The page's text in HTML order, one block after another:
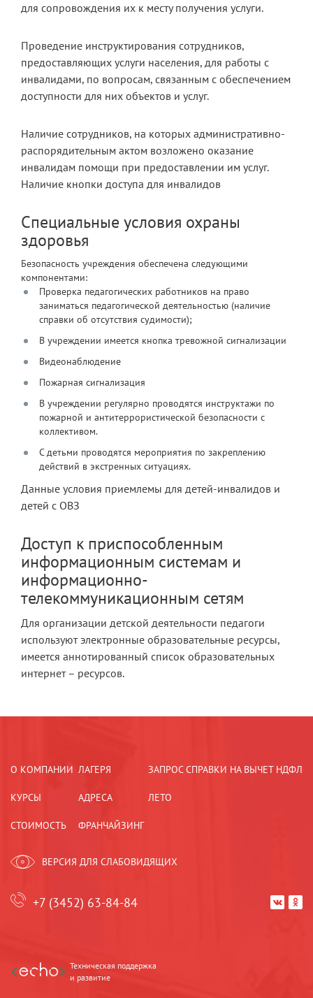
для сопровождения их к месту получения услуги.
Проведение инструктирования сотрудников,
предоставляющих услуги населения, для работы с
инвалидами, по вопросам, связанным с обеспечением
доступности для них объектов и услуг.
Наличие сотрудников, на которых административно-
распорядительным актом возложено оказание
инвалидам помощи при предоставлении им услуг.
Наличие кнопки доступа для инвалидов
Специальные условия охраны
здоровья
Безопасность учреждения обеспечена следующими
компонентами:
Проверка педагогических работников на право
заниматься педагогической деятельностью (наличие
справки об отсутствия судимости);
В учреждении имеется кнопка тревожной сигнализации
Видеонаблюдение
Пожарная сигнализация
В учреждении регулярно проводятся инструктажи по
пожарной и антитеррористической безопасности с
коллективом.
С детьми проводятся мероприятия по закреплению
действий в экстренных ситуациях.
Данные условия приемлемы для детей-инвалидов и
детей с ОВЗ
Доступ к приспособленным
информационным системам и
информационно-
телекоммуникационным сетям
Для организации детской деятельности педагоги
используют электронные образовательные ресурсы,
имеется аннотированный список образовательных
интернет – ресурсов.
О КОМПАНИИ
КУРСЫ
СТОИМОСТЬ
ЛАГЕРЯ
АДРЕСА
ФРАНЧАЙЗИНГ
ЗАПРОС СПРАВКИ НА ВЫЧЕТ НДФЛ
ЛЕТО
ВЕРСИЯ ДЛЯ СЛАБОВИДЯЩИХ
+7 (3452) 63-84-84  
Техническая поддержка
и развитие